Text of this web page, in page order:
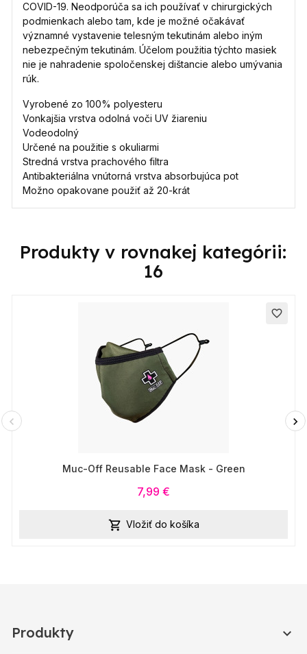
COVID-19. Neodporúča sa ich používať v chirurgických
podmienkach alebo tam, kde je možné očakávať
významné vystavenie telesným tekutinám alebo iným
nebezpečným tekutinám. Účelom použitia týchto masiek
nie je nahradenie spoločenskej dištancie alebo umývania
rúk.
Vyrobené zo 100% polyesteru
Vonkajšia vrstva odolná voči UV žiareniu
Vodeodolný
Určené na použitie s okuliarmi
Stredná vrstva prachového filtra
Antibakteriálna vnútorná vrstva absorbujúca pot
Možno opakovane použiť až 20-krát
Produkty v rovnakej kategórii:
16
favorite_border
Muc-Off Reusable Face Mask - Green
7,99 €
 Vložiť do košíka
Produkty 